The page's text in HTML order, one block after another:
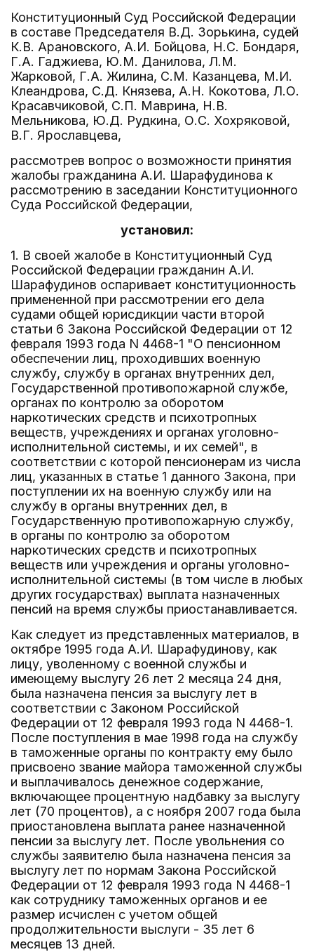
Конституционный Суд Российской Федерации
в составе Председателя В.Д. Зорькина, судей
К.В. Арановского, А.И. Бойцова, Н.С. Бондаря,
Г.А. Гаджиева, Ю.М. Данилова, Л.М.
Жарковой, Г.А. Жилина, С.М. Казанцева, М.И.
Клеандрова, С.Д. Князева, А.Н. Кокотова, Л.О.
Красавчиковой, С.П. Маврина, Н.В.
Мельникова, Ю.Д. Рудкина, О.С. Хохряковой,
В.Г. Ярославцева,
рассмотрев вопрос о возможности принятия
жалобы гражданина А.И. Шарафудинова к
рассмотрению в заседании Конституционного
Суда Российской Федерации,
установил:
1. В своей жалобе в Конституционный Суд
Российской Федерации гражданин А.И.
Шарафудинов оспаривает конституционность
примененной при рассмотрении его дела
судами общей юрисдикции части второй
статьи 6 Закона Российской Федерации от 12
февраля 1993 года N 4468-1 "О пенсионном
обеспечении лиц, проходивших военную
службу, службу в органах внутренних дел,
Государственной противопожарной службе,
органах по контролю за оборотом
наркотических средств и психотропных
веществ, учреждениях и органах уголовно-
исполнительной системы, и их семей", в
соответствии с которой пенсионерам из числа
лиц, указанных в статье 1 данного Закона, при
поступлении их на военную службу или на
службу в органы внутренних дел, в
Государственную противопожарную службу,
в органы по контролю за оборотом
наркотических средств и психотропных
веществ или учреждения и органы уголовно-
исполнительной системы (в том числе в любых
других государствах) выплата назначенных
пенсий на время службы приостанавливается.
Как следует из представленных материалов, в
октябре 1995 года А.И. Шарафудинову, как
лицу, уволенному с военной службы и
имеющему выслугу 26 лет 2 месяца 24 дня,
была назначена пенсия за выслугу лет в
соответствии с Законом Российской
Федерации от 12 февраля 1993 года N 4468-1.
После поступления в мае 1998 года на службу
в таможенные органы по контракту ему было
присвоено звание майора таможенной службы
и выплачивалось денежное содержание,
включающее процентную надбавку за выслугу
лет (70 процентов), а с ноября 2007 года была
приостановлена выплата ранее назначенной
пенсии за выслугу лет. После увольнения со
службы заявителю была назначена пенсия за
выслугу лет по нормам Закона Российской
Федерации от 12 февраля 1993 года N 4468-1
как сотруднику таможенных органов и ее
размер исчислен с учетом общей
продолжительности выслуги - 35 лет 6
месяцев 13 дней.